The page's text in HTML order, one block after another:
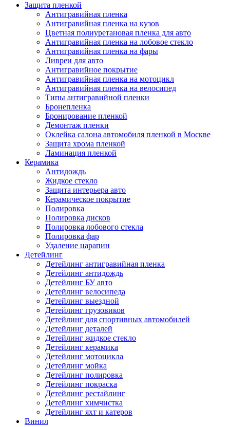
Защита пленкой
Антигравийная пленка
Антигравийная пленка на кузов
Цветная полиуретановая пленка для авто
Антигравийная пленка на лобовое стекло
Антигравийная пленка на фары
Ливреи для авто
Антигравийное покрытие
Антигравийная пленка на мотоцикл
Антигравийная пленка на велосипед
Типы антигравийной пленки
Бронепленка
Бронирование пленкой
Демонтаж пленки
Оклейка салона автомобиля пленкой в Москве
Защита хрома пленкой
Ламинация пленкой
Керамика
Антидождь
Жидкое стекло
Защита интерьера авто
Керамическое покрытие
Полировка
Полировка дисков
Полировка лобового стекла
Полировка фар
Удаление царапин
Детейлинг
Детейлинг антигравийная пленка
Детейлинг антидождь
Детейлинг БУ авто
Детейлинг велосипеда
Детейлинг выездной
Детейлинг грузовиков
Детейлинг для спортивных автомобилей
Детейлинг деталей
Детейлинг жидкое стекло
Детейлинг керамика
Детейлинг мотоцикла
Детейлинг мойка
Детейлинг полировка
Детейлинг покраска
Детейлинг рестайлинг
Детейлинг химчистка
Детейлинг яхт и катеров
Винил